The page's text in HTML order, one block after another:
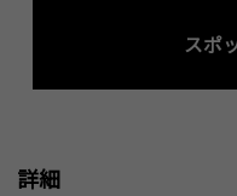
スポ
詳細